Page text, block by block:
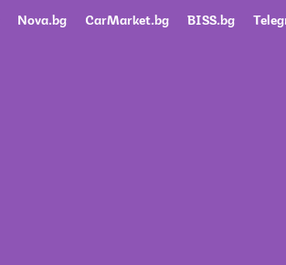
Nova.bg CarMarket.bg BISS.bg